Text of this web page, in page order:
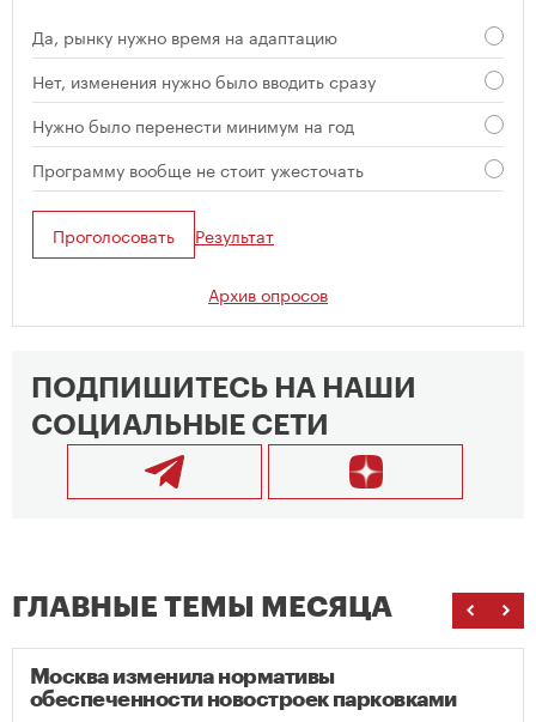
Да, рынку нужно время на адаптацию
Нет, изменения нужно было вводить сразу
Нужно было перенести минимум на год
Программу вообще не стоит ужесточать
Проголосовать Результат
Архив опросов
ПОДПИШИТЕСЬ НА НАШИ
СОЦИАЛЬНЫЕ СЕТИ
ГЛАВНЫЕ ТЕМЫ МЕСЯЦА
Москва изменила нормативы
обеспеченности новостроек парковками